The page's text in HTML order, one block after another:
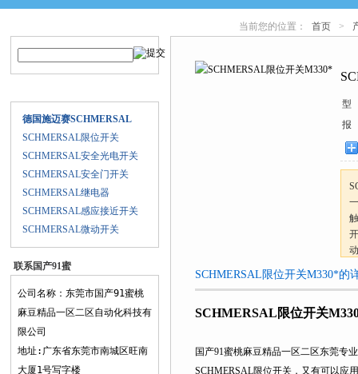
德国施迈赛SCHMERSAL
SCHMERSAL限位开关
SCHMERSAL安全光电开关
SCHMERSAL安全门开关
SCHMERSAL继电器
SCHMERSAL感应接近开关
SCHMERSAL微动开关
联系国产91蜜
桃麻豆精品一
区二区
公司名称：东莞市国产91蜜桃
麻豆精品一区二区自动化科技有
限公司
地址:广东省东莞市南城区旺南
大厦1号写字楼
当前您的位置： 首页 >
型
报
SCHMERSAL限位开关M330*的详细
SCHMERSAL限位开关
国产91蜜桃麻豆精品一区二区东莞专业
SCHMERSAL限位开关，又有可以应用